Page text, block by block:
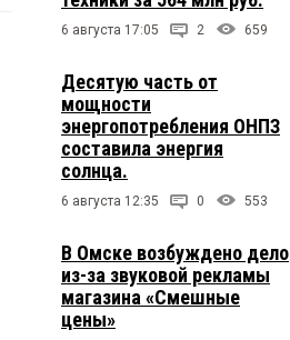
6 августа 17:05 2 659
Десятую часть от
мощности
энергопотребления ОНПЗ
составила энергия
солнца.
6 августа 12:35 0 553
В Омске возбуждено дело
из-за звуковой рекламы
магазина «Смешные
цены»